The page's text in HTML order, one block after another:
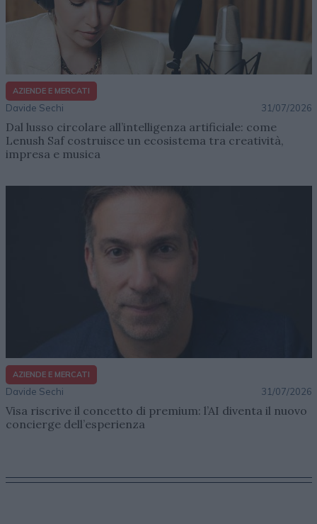
AZIENDE E MERCATI
Davide Sechi 31/07/2026
Dal lusso circolare all’intelligenza artificiale: come
Lenush Saf costruisce un ecosistema tra creatività,
impresa e musica
AZIENDE E MERCATI
Davide Sechi 31/07/2026
Visa riscrive il concetto di premium: l’AI diventa il nuovo
concierge dell’esperienza